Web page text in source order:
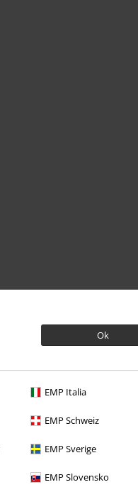
Ok
EMP Italia
EMP Schweiz
EMP Sverige
EMP Slovensko